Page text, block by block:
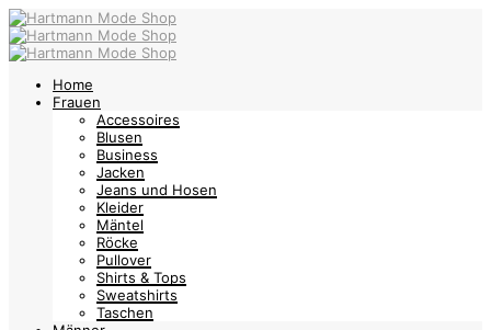
Home
Frauen
Accessoires
Blusen
Business
Jacken
Jeans und Hosen
Kleider
Mäntel
Röcke
Pullover
Shirts & Tops
Sweatshirts
Taschen